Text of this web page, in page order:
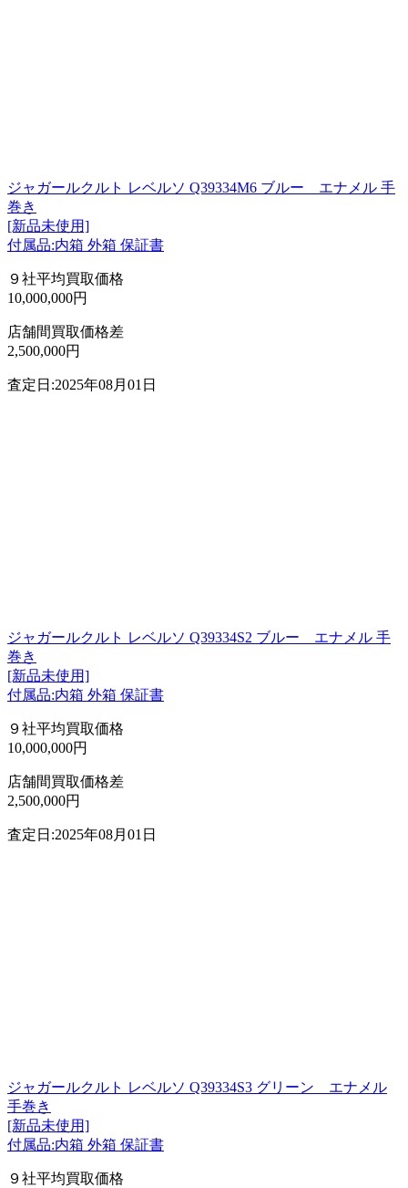
ジャガールクルト レベルソ Q39334M6 ブルー エナメル 手
巻き
[新品未使用]
付属品:内箱 外箱 保証書
９社平均買取価格
10,000,000円
店舗間買取価格差
2,500,000円
査定日:2025年08月01日
ジャガールクルト レベルソ Q39334S2 ブルー エナメル 手
巻き
[新品未使用]
付属品:内箱 外箱 保証書
９社平均買取価格
10,000,000円
店舗間買取価格差
2,500,000円
査定日:2025年08月01日
ジャガールクルト レベルソ Q39334S3 グリーン エナメル
手巻き
[新品未使用]
付属品:内箱 外箱 保証書
９社平均買取価格